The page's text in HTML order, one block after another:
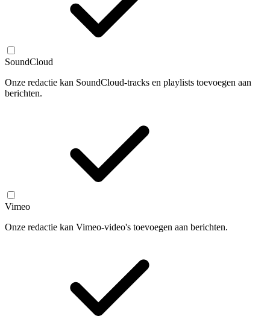
SoundCloud
Onze redactie kan SoundCloud-tracks en playlists toevoegen aan
berichten.
Vimeo
Onze redactie kan Vimeo-video's toevoegen aan berichten.